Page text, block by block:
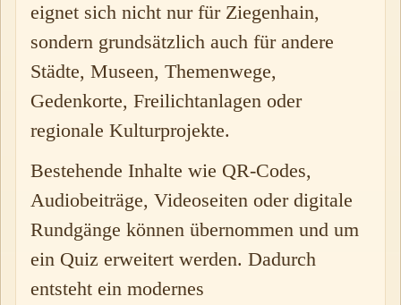
eignet sich nicht nur für Ziegenhain,
sondern grundsätzlich auch für andere
Städte, Museen, Themenwege,
Gedenkorte, Freilichtanlagen oder
regionale Kulturprojekte.
Bestehende Inhalte wie QR-Codes,
Audiobeiträge, Videoseiten oder digitale
Rundgänge können übernommen und um
ein Quiz erweitert werden. Dadurch
entsteht ein modernes